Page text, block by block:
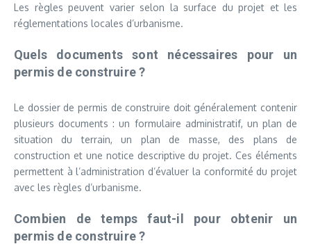
Les règles peuvent varier selon la surface du projet et les
réglementations locales d’urbanisme.
Quels documents sont nécessaires pour un
permis de construire ?
Le dossier de permis de construire doit généralement contenir
plusieurs documents : un formulaire administratif, un plan de
situation du terrain, un plan de masse, des plans de
construction et une notice descriptive du projet. Ces éléments
permettent à l’administration d’évaluer la conformité du projet
avec les règles d’urbanisme.
Combien de temps faut-il pour obtenir un
permis de construire ?